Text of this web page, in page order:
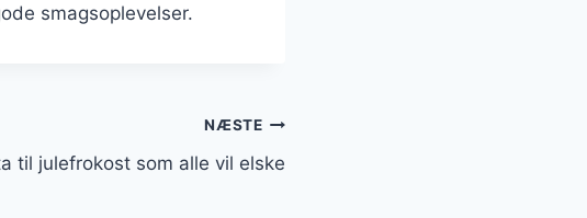
smagsoplevelser.
NÆSTE
til julefrokost som alle vil elske